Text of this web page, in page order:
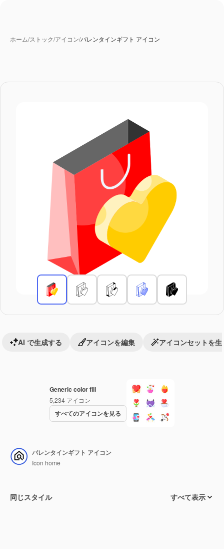
ホーム/ストック/アイコン/バレンタインギフト アイコン
Generic color fill
5,234 アイコン
すべてのアイコンを見る
AI で生成する アイコンを編集 アイコンセットを生
バレンタインギフト アイコン
Icon home
同じスタイル すべて表示